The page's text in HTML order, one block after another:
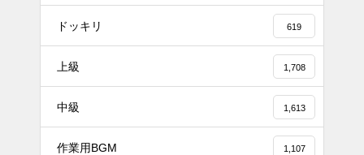
ドッキリ 619
上級 1,708
中級 1,613
作業用BGM 1,107
#tiktok #shorts #shortsdaily #sh
ortsdance #shirose #磁石 #white
jam #ピアノ初心者 #ピアノレッ